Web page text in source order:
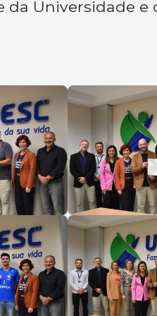
da Universidade e